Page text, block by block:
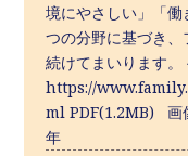
境にやさしい」「
つの分野に基づき
続けてまいります。
https://
ml PDF(1.2MB) 画
年